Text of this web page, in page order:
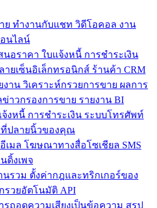
ย ทำงานกับแชท วิดีโอคอล งาน
นไลน์
นอราคา ใบแจ้งหนี้ การชำระเงิน
ยเซ็นอิเล็กทรอนิกส์ ร้านค้า CRM
งาน วิเคราะห์กรวยการขาย ผลการ
าวกรองการขาย รายงาน BI
งหนี้ การชำระเงิน ระบบโทรศัพท์
ที่ปลายนิ้วของคุณ
เมล โฆษณาทางสื่อโซเชียล SMS
ดิ้งเพจ
นรวม ตั้งค่ากฎและทริกเกอร์ของ
รวยอัตโนมัติ API
รถอดความเสียงเป็นข้อความ สรุป